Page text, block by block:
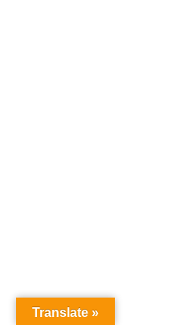
Translate »